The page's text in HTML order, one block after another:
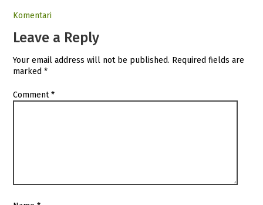
Komentari
Leave a Reply
Your email address will not be published. Required fields are
marked*
Comment*